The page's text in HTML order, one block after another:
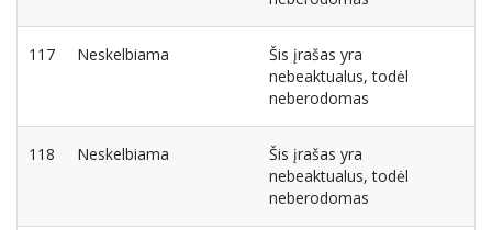
117 Neskelbiama
Šis įrašas yra
nebeaktualus, todėl
neberodomas
118 Neskelbiama
Šis įrašas yra
nebeaktualus, todėl
neberodomas